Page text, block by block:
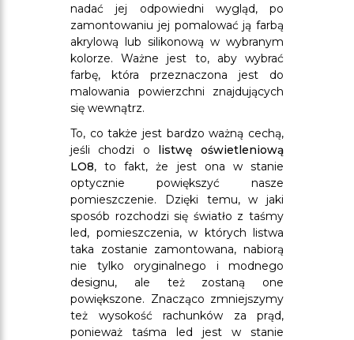
nadać jej odpowiedni wygląd, po
zamontowaniu jej pomalować ją farbą
akrylową lub silikonową w wybranym
kolorze. Ważne jest to, aby wybrać
farbę, która przeznaczona jest do
malowania powierzchni znajdujących
się wewnątrz.
To, co także jest bardzo ważną cechą,
jeśli chodzi o listwę oświetleniową
LO8, to fakt, że jest ona w stanie
optycznie powiększyć nasze
pomieszczenie. Dzięki temu, w jaki
sposób rozchodzi się światło z taśmy
led, pomieszczenia, w których listwa
taka zostanie zamontowana, nabiorą
nie tylko oryginalnego i modnego
designu, ale też zostaną one
powiększone. Znacząco zmniejszymy
też wysokość rachunków za prąd,
ponieważ taśma led jest w stanie